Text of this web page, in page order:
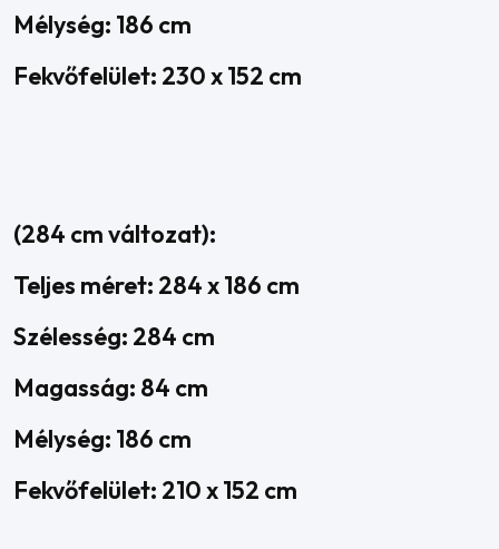
Mélység: 186 cm
Fekvőfelület: 230 x 152 cm
(284 cm változat):
Teljes méret: 284 x 186 cm
Szélesség: 284 cm
Magasság: 84 cm
Mélység: 186 cm
Fekvőfelület: 210 x 152 cm